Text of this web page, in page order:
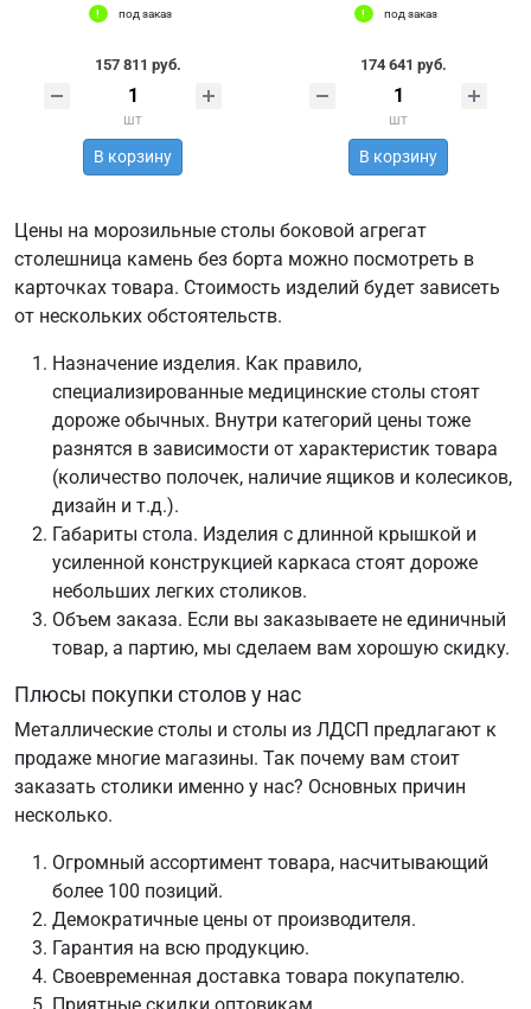
под заказ
157 811 руб.
шт
В корзину
под заказ
174 641 руб.
шт
В корзину
Цены на морозильные столы боковой агрегат
столешница камень без борта можно посмотреть в
карточках товара. Стоимость изделий будет зависеть
от нескольких обстоятельств.
Назначение изделия. Как правило,
специализированные медицинские столы стоят
дороже обычных. Внутри категорий цены тоже
разнятся в зависимости от характеристик товара
(количество полочек, наличие ящиков и колесиков,
дизайн и т.д.).
Габариты стола. Изделия с длинной крышкой и
усиленной конструкцией каркаса стоят дороже
небольших легких столиков.
Объем заказа. Если вы заказываете не единичный
товар, а партию, мы сделаем вам хорошую скидку.
Плюсы покупки столов у нас
Металлические столы и столы из ЛДСП предлагают к
продаже многие магазины. Так почему вам стоит
заказать столики именно у нас? Основных причин
несколько.
Огромный ассортимент товара, насчитывающий
более 100 позиций.
Демократичные цены от производителя.
Гарантия на всю продукцию.
Своевременная доставка товара покупателю.